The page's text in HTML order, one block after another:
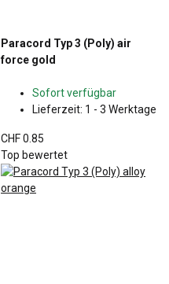
Paracord Typ 3 (Poly) air
force gold
Sofort verfügbar
Lieferzeit: 1 - 3 Werktage
CHF 0.85
Top bewertet